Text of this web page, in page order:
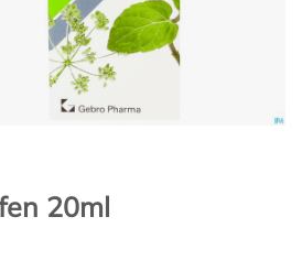
20ml